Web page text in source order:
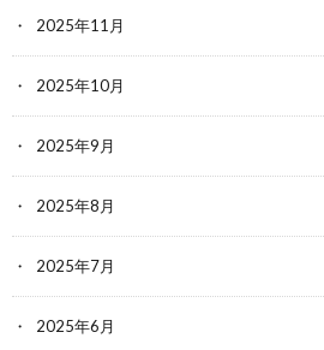
2025年11月
2025年10月
2025年9月
2025年8月
2025年7月
2025年6月